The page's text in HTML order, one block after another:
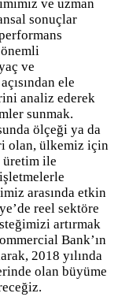
ve uzman
sonuçlar
önemli
ve
ele
analiz ederek
sunmak.
ölçeği ya da
olan, ülkemiz için
üretim ile
arasında etkin
reel sektöre
artırmak
Bank’ın
2018 yılında
olan büyüme